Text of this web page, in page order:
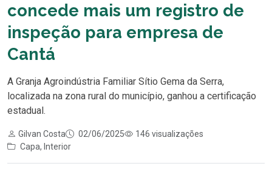
concede mais um registro de
inspeção para empresa de
Cantá
A Granja Agroindústria Familiar Sítio Gema da Serra,
localizada na zona rural do município, ganhou a certificação
estadual.
Gilvan Costa 02/06/2025
146 visualizações
Capa, Interior